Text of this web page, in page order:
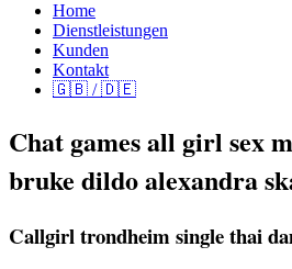
Home
Dienstleistungen
Kunden
Kontakt
🇬🇧 / 🇩🇪
Chat games all girl sex
bruke dildo alexandra
Callgirl trondheim single thai